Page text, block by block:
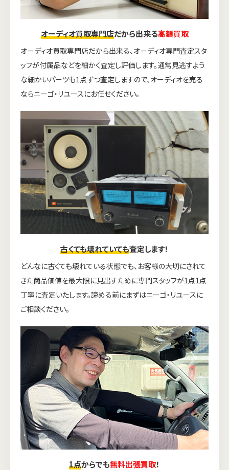
オーディオ買取専門店だから出来る高額買取
オーディオ買取専門店だから出来る、オーディオ専門査定スタ
ッフが付属品などを細かく査定し評価します。通常見逃すよう
な細かいパーツも1点ずつ査定しますので、オーディオを売る
ならニーゴ・リユースにお任せください。
古くても壊れていても査定します！
どんなに古くても壊れている状態でも、お客様の大切にされて
きた商品価値を最大限に見出すために専門スタッフが1点1点
丁寧に査定いたします。諦める前にまずはニーゴ・リユースに
ご相談ください。
1点からでも無料出張買取！